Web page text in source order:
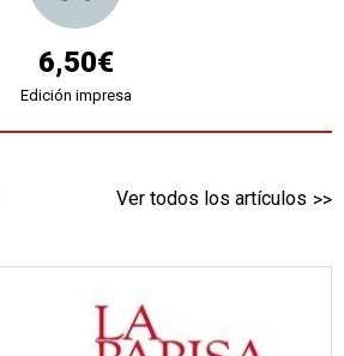
6,50€
Edición impresa
Ver todos los artículos